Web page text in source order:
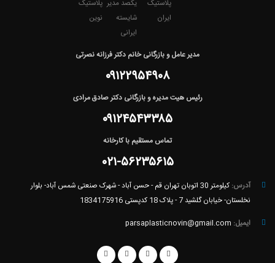
مدیر عامل و بازرگانی خانم دکتر فرزانه نصرتی
۰۹۱۲۲۹۵۴۹۰۸
رئیس هیت مدیره و بازرگانی دکتر صادق مرادی
۰۹۱۲۴۵۴۳۳۸۵
تماس مستقیم با کارخانه
۰۲۱-۵۶۲۳۵۶۱۵
آدرس:
کیلومتر 30 اتوبان تهران قم - حسن آباد - شهرک صنعتی شمس آباد- بلوار
نخلستان- خیابان گلشید 7 - پلاک 18 کدپستی 1834175916
ایمیل: parsaplasticnovin@gmail.com